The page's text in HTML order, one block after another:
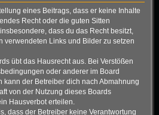
eines Beitrags, dass er keine Inhalte
Recht oder die guten Sitten
dass du das Recht besitzt,
verwendeten Links und Bilder zu setzen
übt das Hausrecht aus. Bei Verstößen
oder anderer im Board
kann der Betreiber dich nach Abmahnung
von der Nutzung dieses Boards
Hausverbot erteilen.
dass der Betreiber keine Verantwortung